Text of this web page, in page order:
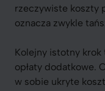
rzeczywiste koszty
oznacza zwykle
Kolejny istotny krok
opłaty dodatkowe.
w sobie ukryte